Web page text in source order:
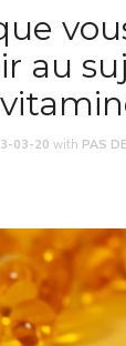
au
03-20 with PAS